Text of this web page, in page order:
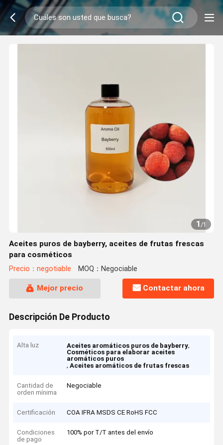
1/1
Aceites puros de bayberry, aceites de frutas frescas
para cosméticos
Precio：negotiable MOQ：Negociable
Mejor precio Contactar ahora
Descripción De Producto
Alta luz Aceites aromáticos puros de bayberry,
Cosméticos para elaborar aceites
aromáticos puros
,Aceites aromáticos de frutas frescas
Cantidad de
orden mínima
Negociable
Certificación COA IFRA MSDS CE RoHS FCC
Condiciones
de pago
100% por T/T antes del envío